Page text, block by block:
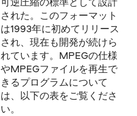
された。このフォーマット
は1993年に初めてリリース
され、現在も開発が続けら
れています。MPEGの仕様
やMPEGファイルを再生で
きるプログラムについて
は、以下の表をご覧くださ
い。